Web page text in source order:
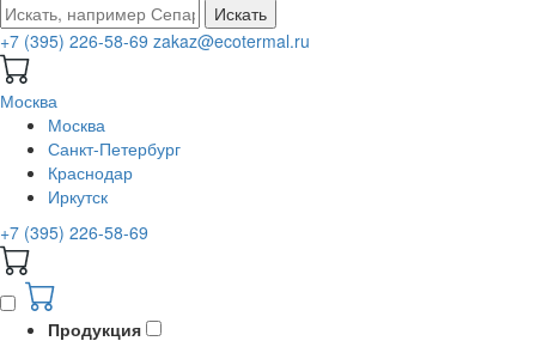
Искать
+7 (395) 226-58-69 zakaz@ecotermal.ru
Москва
Москва
Санкт-Петербург
Краснодар
Иркутск
+7 (395) 226-58-69
Продукция